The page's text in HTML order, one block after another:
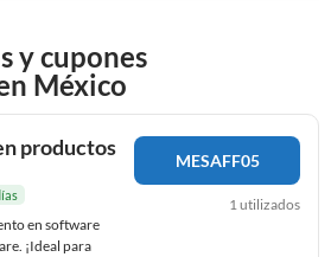
y cupones
México
productos
en software
¡Ideal para
MESAFF05
1 utilizados